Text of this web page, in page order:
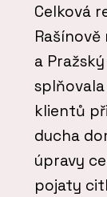
Celková
a
klientů
ducha
úpravy
pojaty